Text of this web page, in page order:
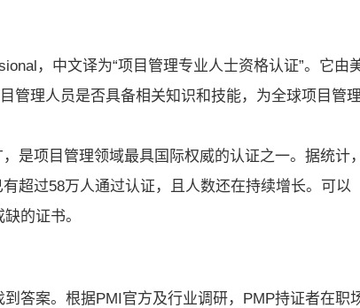
，中文译为“项目管理专业人士资格认证”。它由
管理人员是否具备相关知识和技能，为全球项目管
是项目管理领域最具国际权威的认证之一。据统计，
超过58万人通过认证，且人数还在持续增长。可以
的证书。
答案。根据PMI官方及行业调研，PMP持证者在职